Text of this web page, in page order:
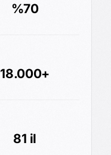
%70
18.000+
81 il